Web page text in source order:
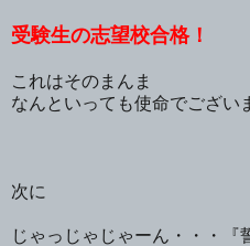
受験生の志望校合格！
これはそのまんま
なんといっても使命でござい
次に
じゃっじゃじゃーん・・・『